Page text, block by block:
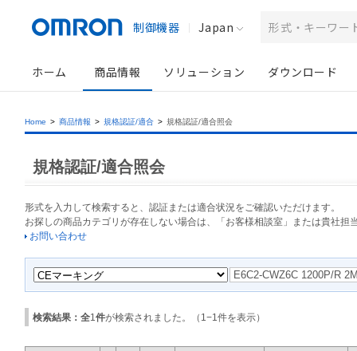
制御機器 Japan
ホーム 商品情報 ソリューション ダウンロード
Home > 商品情報 > 規格認証/適合 > 規格認証/適合照会
規格認証/適合照会
形式を入力して検索すると、認証または適合状況をご確認いただけます。
お探しの商品カテゴリが存在しない場合は、「お客様相談室」または貴社担
お問い合わせ
検索結果：全1 件が検索されました。（ 1 −1 件を表示）